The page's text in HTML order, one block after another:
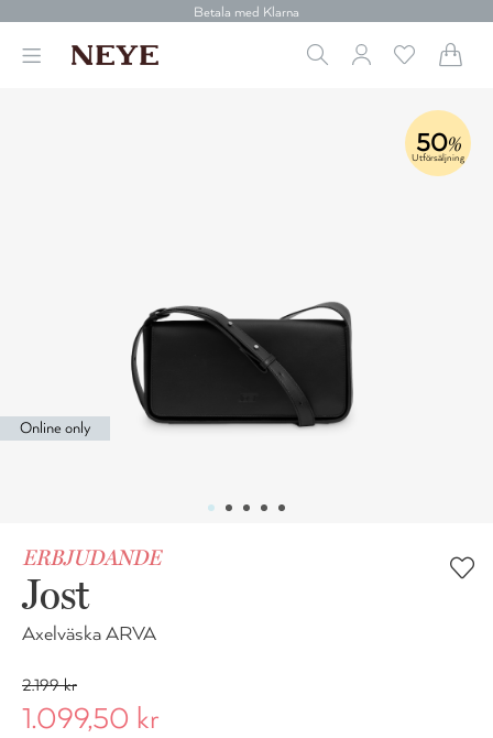
30 dagars retur
Leverans 1-4 arbetsdagar
50%
Utförsäljning
Online only
ERBJUDANDE
Jost
Axelväska ARVA
2.199 kr
1.099,50 kr